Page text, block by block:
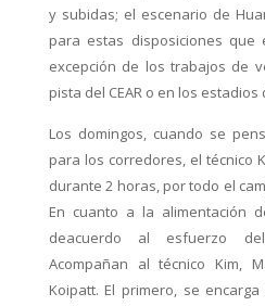
y subidas; el escenario de
para estas disposiciones que
excepción de los trabajos de
pista del CEAR o en los
Los domingos, cuando se
para los corredores, el técnico
durante 2 horas, por todo el
En cuanto a la alimentación
deacuerdo al esfuerzo
Acompañan al técnico Kim,
Koipatt. El primero, se